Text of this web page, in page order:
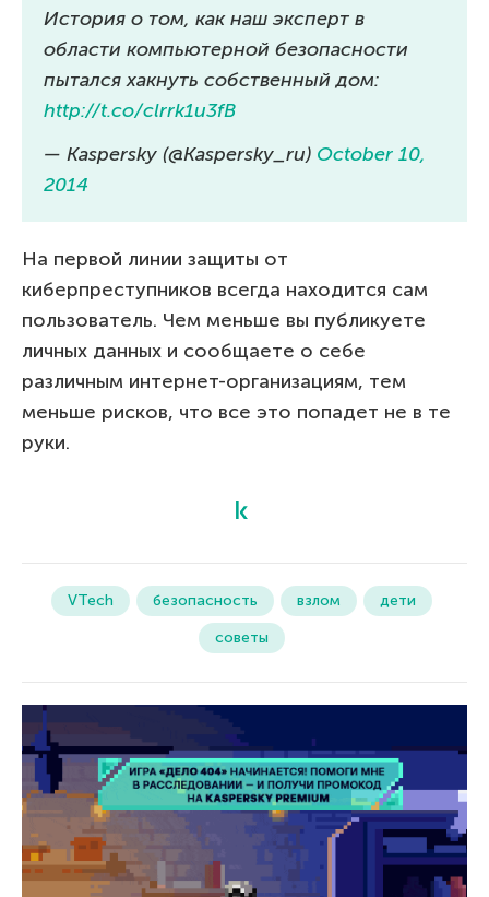
История о том, как наш эксперт в
области компьютерной безопасности
пытался хакнуть собственный дом:
http://t.co/clrrk1u3fB
— Kaspersky (@Kaspersky_ru) October 10,
2014
На первой линии защиты от
киберпреступников всегда находится сам
пользователь. Чем меньше вы публикуете
личных данных и сообщаете о себе
различным интернет-организациям, тем
меньше рисков, что все это попадет не в те
руки.
VTech безопасность взлом
дети
советы